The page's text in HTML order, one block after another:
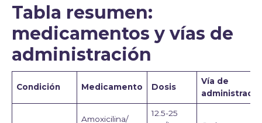
Tabla resumen:
medicamentos y vías de
administración
Condición Medicamento Dosis
Vía de
Amoxicilina/
12.5-25